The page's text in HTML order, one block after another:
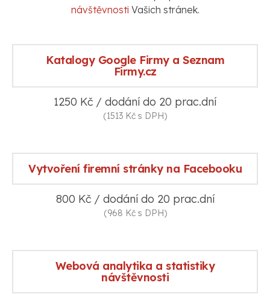
návštěvnosti Vašich stránek.
Katalogy Google Firmy a Seznam
Firmy.cz
1250 Kč / dodání do 20 prac.dní
(1513 Kč s DPH)
Vytvoření firemní stránky na Facebooku
800 Kč / dodání do 20 prac.dní
(968 Kč s DPH)
Webová analytika a statistiky
návštěvnosti